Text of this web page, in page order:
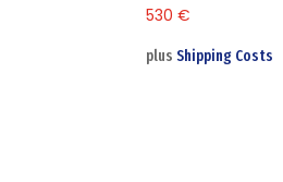
530€
plusShipping Costs